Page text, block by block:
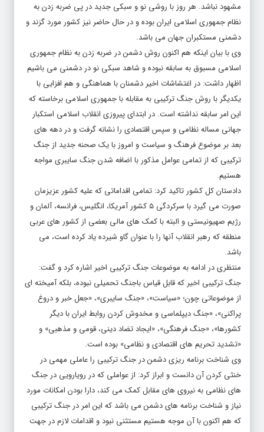
نظام جمهوری اسلامی ایران بوده و در حال حاضر نیز کشور مورد گزند و
دشمنی مستکبران جهان می باشد.
وی با بیان اینکه هم اکنون روش دشمن در ضربه زدن به نظام جمهوری
اسلامی مسبوق به سابقه نبوده و شاهد سبکی نو در دشمنی می باشیم
اظهار داشت: در اغتشاشات اخیر دشمنان با هماهنگی و هم افزایی با
یکدیگر با روش جنگ ترکیبی به مقابله با جمهوری اسلامی برخاسته که
این امر سابقه نداشته است. در ابتدای پیروزی انقلاب اسلامی استکبار
جهانی مساله نظامی و سپس اقتصادی را نشانه گرفت و در دهه های
بعد بر موضوع فرهنگ و سیاست و امروز با یک صحنه جدید از جنگ
ترکیبی که از تمامی عوامل مذکور با اضافه شدن جنگ سایبری مواجه
هستیم.
دادستان کل کشور تاکید کرد: تمامی اقداماتی که علیه کشور عزیزمان
صورت می گیرد با سرکردگی ۵ کشور آمریکا، انگلیس، فرانسه، آلمان و
رژیم صهیونیستی و البته با کمک های مالی بعضی از کشور های عربی
منطقه که رهبر انقلاب آنها را با عنوان گاو شیرده یاد کرده است، می
باشد.
منتظری در ادامه به موضوعات جنگ ترکیبی اخیر اشاره کرد و گفت:
جنگ ترکیبی اخیر که قابل قیاس باجنگ تحمیلی نبوده، بلکه آمیخته ای
از موضوعاتی چون؛ «سیاست»، «جنگ سایبری»، «جعل خبر و دروغ
پراکنی»، «جنگ دیپلماسی و مخدوش کردن روابط ایران با دیگر
کشورها»، «جنگ فرهنگی»، «ایجاد تضاد دینی، قومی و مذهبی» و
«تشدید تحریم های اقتصادی و نظامی» بوده است.
وی شناخت برنامه ریزی دشمن در جنگ ترکیبی را عاملی مهمی در
خنثی کردن آن دانست و ابراز کرد: از عواملی که در رویارویی در جنگ
های نظامی به نیروی های مقابل کمک می کند، دارا بودن امکانات مورد
نیاز و شناخت برنامه های دشمن می باشد که این امر در جنگ ترکیبی
که هم اکنون با آن موجه هستیم مستثنی نبود و اقدامات لازم در جهت
شناسایی برنامه های دشمن صورت پذیرفته است.